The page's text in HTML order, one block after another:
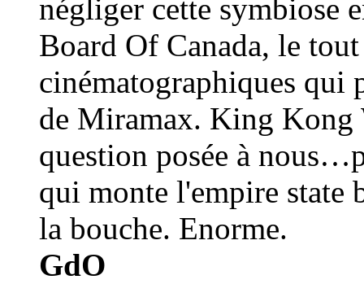
négliger cette symbiose
Board Of Canada, le
cinématographiques qui
de Miramax. King Kong
question posée à
qui monte l'empire state
la bouche. Enorme.
GdO